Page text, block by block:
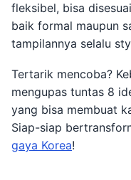
fleksibel, bisa
baik formal maupun
tampilannya selalu
Tertarik mencoba?
mengupas tuntas 8
yang bisa membuat
Siap-siap
gaya Korea!